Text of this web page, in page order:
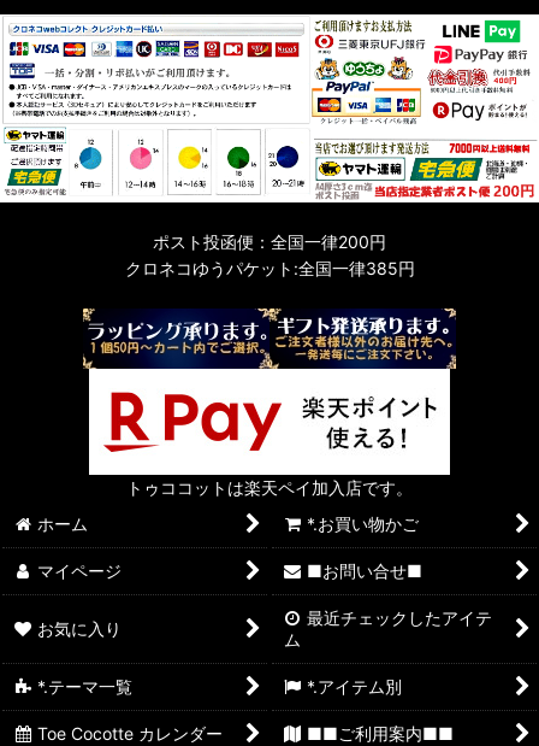
ポスト投函便：全国一律200円
クロネコゆうパケット:全国一律385円
トゥココットは楽天ペイ加入店です。
ホーム
*.お買い物かご
マイページ ■お問い合せ■
お気に入り
最近チェックしたアイテ
ム
*.テーマ一覧 *.アイテム別
Toe Cocotte カレンダー ■■ご利用案内■■